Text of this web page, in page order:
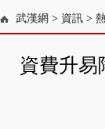
武漢網 > 資訊 >
資費升易